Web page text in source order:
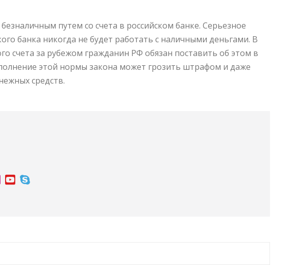
путем со счета в российском банке. Серьезное
банка никогда не будет работать с наличными деньгами. В
счета за рубежом гражданин РФ обязан поставить об этом в
этой нормы закона может грозить штрафом и даже
средств.